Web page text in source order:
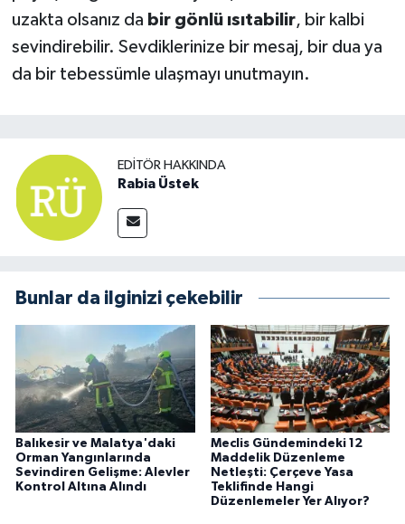
uzakta olsanız da bir gönlü ısıtabilir, bir kalbi
sevindirebilir. Sevdiklerinize bir mesaj, bir dua ya
da bir tebessümle ulaşmayı unutmayın.
EDITÖR HAKKINDA
Rabia Üstek
Bunlar da ilginizi çekebilir
Balıkesir ve Malatya'daki
Orman Yangınlarında
Sevindiren Gelişme: Alevler
Kontrol Altına Alındı
Meclis Gündemindeki 12
Maddelik Düzenleme
Netleşti: Çerçeve Yasa
Teklifinde Hangi
Düzenlemeler Yer Alıyor?